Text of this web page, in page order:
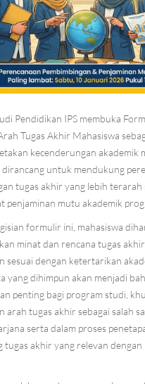
Pendidikan IPS membuka
Tugas Akhir Mahasiswa
kecenderungan akademik
untuk mendukung
tugas akhir yang lebih terarah
penjaminan mutu akademik
formulir ini, mahasiswa
minat dan rencana tugas
sesuai dengan ketertarikan
yang dihimpun akan menjadi
penting bagi program studi,
arah tugas akhir sebagai salah
serta dalam proses
tugas akhir yang relevan dengan